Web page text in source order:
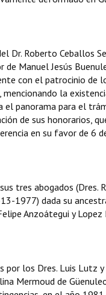
Dr. Roberto Ceballos
Manuel Jesús
con el patrocinio de
mencionando la
el panorama para el
de sus honorarios,
en su favor de 6
tres abogados (Dres.
1977) dada su
Anzoátegui y Lopez
por los Dres. Luis Lutz
Mermoud de